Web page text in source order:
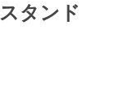
タンド